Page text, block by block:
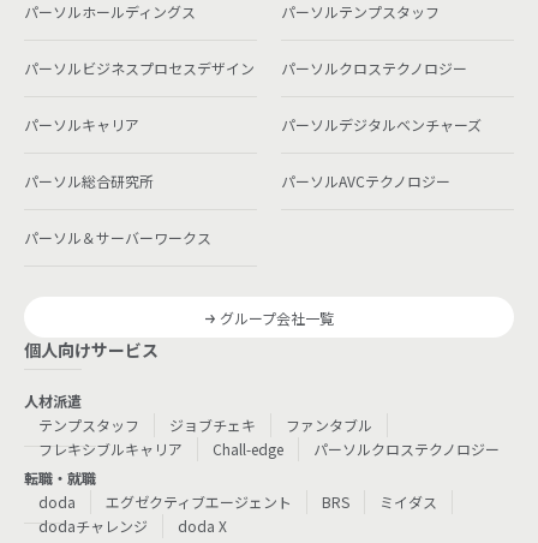
パーソルホールディングス パーソルテンプスタッフ
パーソルビジネスプロセスデザイン パーソルクロステクノロジー
パーソルキャリア パーソルデジタルベンチャーズ
パーソル総合研究所 パーソルAVCテクノロジー
パーソル＆サーバーワークス
グループ会社一覧
個人向けサービス
人材派遣
テンプスタッフ
ジョブチェキ
ファンタブル
フレキシブルキャリア
Chall-edge
パーソルクロステクノロジー
転職・就職
doda
エグゼクティブエージェント BRS
ミイダス
dodaチャレンジ
doda X